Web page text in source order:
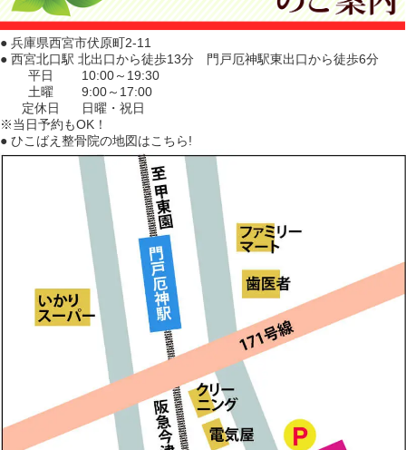
● 兵庫県西宮市伏原町2-11
● 西宮北口駅 北出口から徒歩13分 門戸厄神駅東出口から徒歩6分
平日
10:00～19:30
土曜
9:00～17:00
定休日
日曜・祝日
※当日予約もOK！
● ひこばえ整骨院の地図はこちら!